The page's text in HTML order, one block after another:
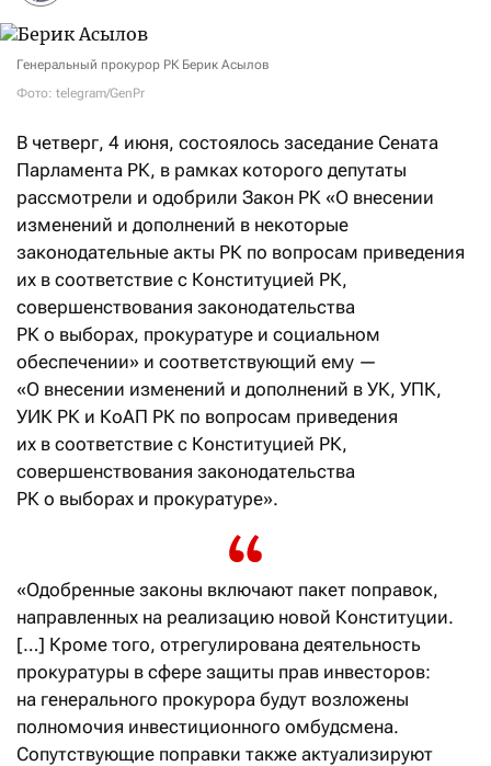
Генеральный прокурор РК Берик Асылов
Фото: telegram/GenPr
В четверг, 4 июня, состоялось заседание Сената
Парламента РК, в рамках которого депутаты
рассмотрели и одобрили Закон РК «О внесении
изменений и дополнений в некоторые
законодательные акты РК по вопросам приведения
их в соответствие с Конституцией РК,
совершенствования законодательства
РК о выборах, прокуратуре и социальном
обеспечении» и соответствующий ему —
«О внесении изменений и дополнений в УК, УПК,
УИК РК и КоАП РК по вопросам приведения
их в соответствие с Конституцией РК,
совершенствования законодательства
РК о выборах и прокуратуре».
«Одобренные законы включают пакет поправок,
направленных на реализацию новой Конституции.
[…] Кроме того, отрегулирована деятельность
прокуратуры в сфере защиты прав инвесторов:
на генерального прокурора будут возложены
полномочия инвестиционного омбудсмена.
Сопутствующие поправки также актуализируют